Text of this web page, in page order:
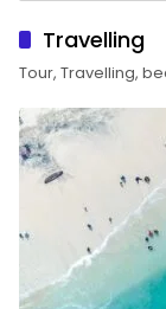
Travelling
Tour, Travelling,